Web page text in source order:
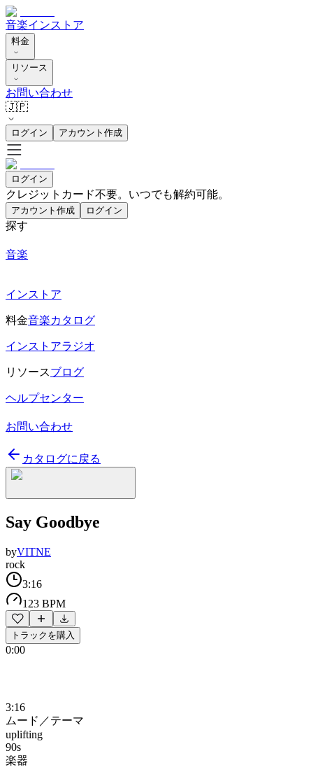
音楽インストア
料金
リソース
お問い合わせ
🇯🇵
ログイン アカウント作成
ログイン
クレジットカード不要。いつでも解約可能。
アカウント作成 ログイン
探す
音楽
インストア
料金音楽カタログ
インストアラジオ
リソースブログ
ヘルプセンター
お問い合わせ
カタログに戻る
Say Goodbye
byVITNE
rock
3:16
123 BPM
トラックを購入
0:00
3:16
ムード／テーマ
uplifting
90s
楽器